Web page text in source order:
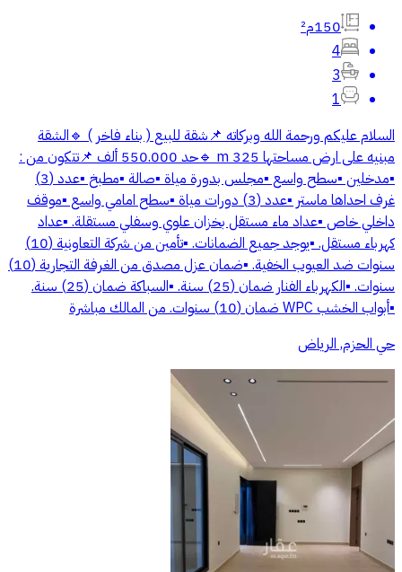
150م²
4
3
1
السلام عليكم ورحمة الله وبركاته 📌شقة للبيع ( بناء فاخر ) 🔹الشقة
مبنيه على ارض مساحتها 325 m 🔹حد 550.000 ألف 📌تتكون من :
▪️مدخلين ▪️سطح واسع ▪️مجلس بدورة مياة ▪️صالة ▪️مطبخ ▪️عدد (3)
غرف احداها ماستر ▪️عدد (3) دورات مياة ▪️سطح امامي واسع ▪️موقف
داخلي خاص ▪️عداد ماء مستقل بخزان علوي وسفلي مستقلة. ▪️عداد
كهرباء مستقل. ▪️يوجد جميع الضمانات. ⁠▪️تأمين من شركة التعاونية (10)
سنوات ضد العيوب الخفية. ▪️ضمان عزل مصدق من الغرفة التجارية (10)
سنوات. ▪️الكهرباء الفنار ضمان (25) سنة. ▪️السباكة ضمان (25) سنة.
▪️أبواب الخشب WPC ضمان (10) سنوات. من المالك مباشرة
حي الحزم, الرياض